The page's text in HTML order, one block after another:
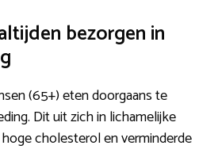
bezorgen in
(65+) eten doorgaans te
Dit uit zich in lichamelijke
cholesterol en verminderde